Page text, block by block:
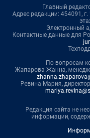
Главный
Адрес редакции: 454091,
Электронный
Контактные данные для
По вопросам
Жапарова Жанна,
Ревина Мария,
Редакция сайта не
информации,